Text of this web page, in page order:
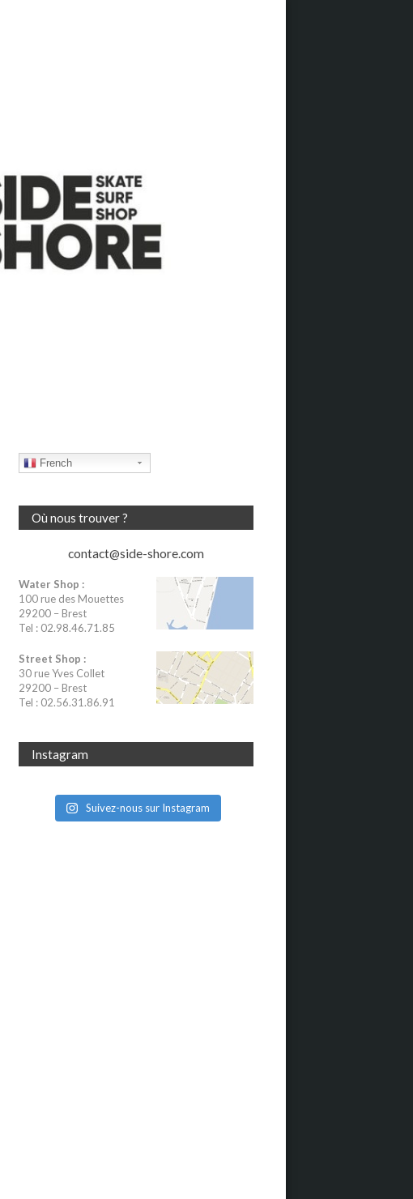
French
Où nous trouver ?
contact@side-shore.com
Water Shop :
100 rue des Mouettes
29200 – Brest
Tel : 02.98.46.71.85
Street Shop :
30 rue Yves Collet
29200 – Brest
Tel : 02.56.31.86.91
Instagram
Suivez-nous sur Instagram